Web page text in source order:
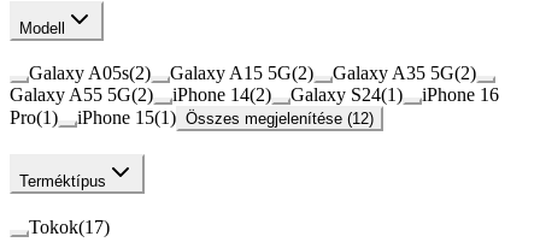
Modell
Galaxy A05s(2) Galaxy A15 5G(2) Galaxy A35 5G(2)
Galaxy A55 5G(2) iPhone 14(2) Galaxy S24(1)
iPhone 16
Pro(1) iPhone 15(1) Összes megjelenítése (12)
Terméktípus
Tokok(17)